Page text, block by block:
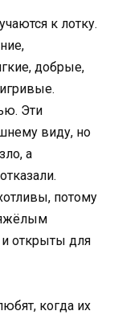
к лотку.
добрые,
Эти
виду, но
а
потому
открыты для
когда их